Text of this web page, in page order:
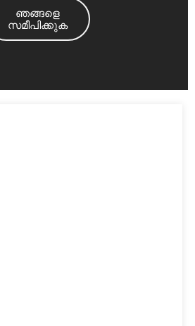
ഞങ്ങളെ
സമീപിക്കുക